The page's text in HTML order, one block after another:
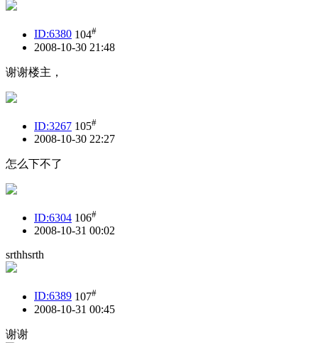
ID:6380 104#
2008-10-30 21:48
谢谢楼主，
ID:3267 105#
2008-10-30 22:27
怎么下不了
ID:6304 106#
2008-10-31 00:02
srthhsrth
ID:6389 107#
2008-10-31 00:45
谢谢